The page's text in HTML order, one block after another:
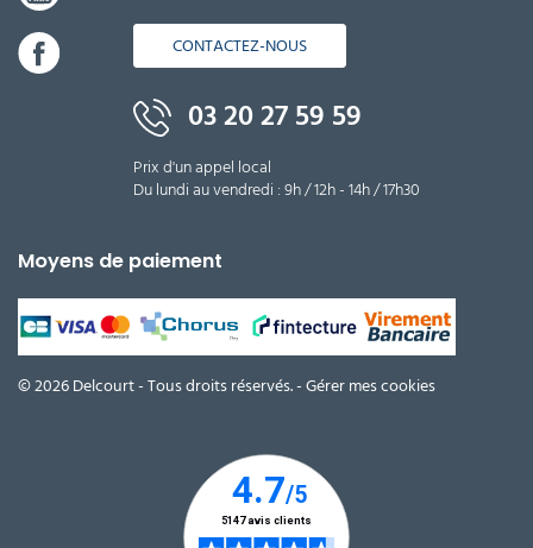
CONTACTEZ-NOUS
03 20 27 59 59
Prix d'un appel local
Du lundi au vendredi : 9h / 12h - 14h / 17h30
Moyens de paiement
© 2026 Delcourt - Tous droits réservés. -Gérer mes cookies